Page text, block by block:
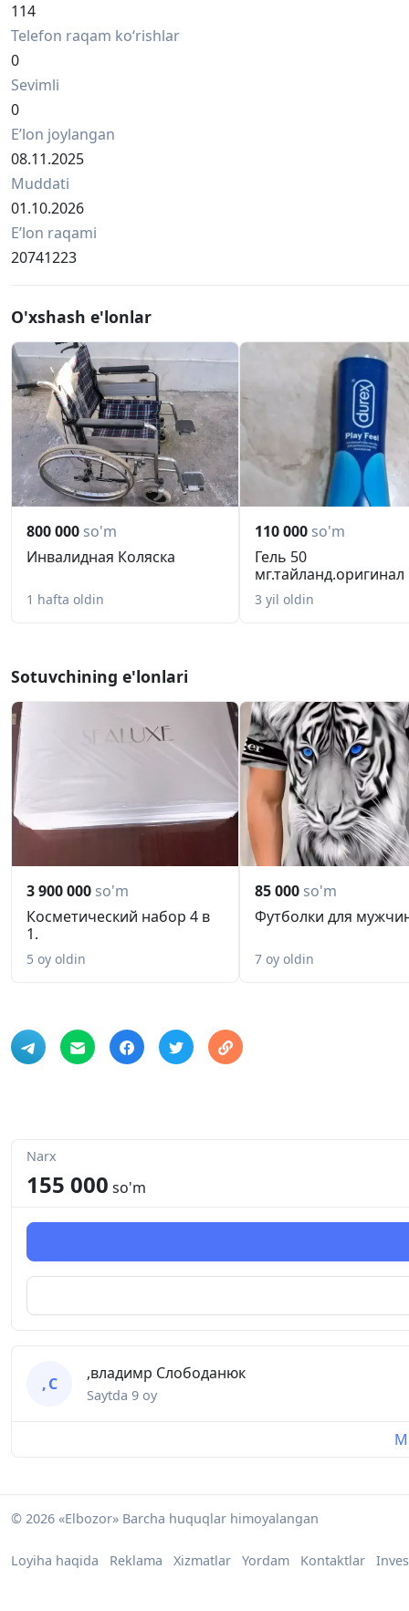
114
Telefon raqam ko‘rishlar
0
Sevimli
0
Eʼlon joylangan
08.11.2025
Muddati
01.10.2026
Eʼlon raqami
20741223
O'xshash e'lonlar
800 000 so'm
Инвалидная Коляска
1 hafta oldin
110 000 so'm
Гель 50
мг.тайланд.оригинал
3 yil oldin
Sotuvchining e'lonlari
3 900 000 so'm
Косметический набор 4 в
1.
5 oy oldin
85 000 so'm
Футболки для
7 oy oldin
Narx
155 000 so'm
, С
,владимр Слободанюк
Saytda 9 oy
© 2026 «Elbozor» Barcha huquqlar himoyalangan
Loyiha haqida Reklama Xizmatlar Yordam Kontaktlar